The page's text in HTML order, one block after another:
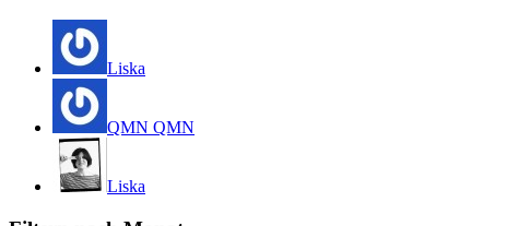
Liska
QMN QMN
Liska